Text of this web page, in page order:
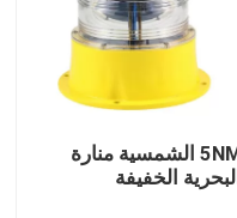
5NM الشمسية منارة
البحرية الخفيفة